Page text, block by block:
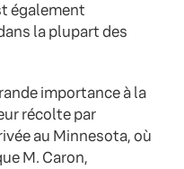
également
la plupart des
importance à la
récolte par
au Minnesota, où
M. Caron,